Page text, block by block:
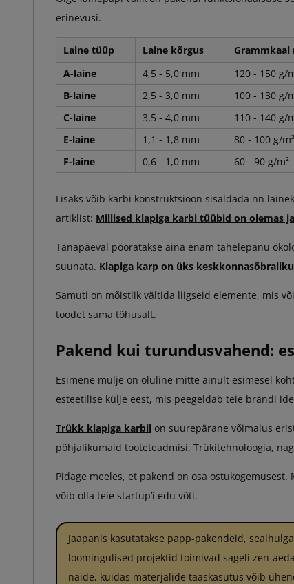
erinevusi.
Laine tüüp Laine kõrgus Grammkaal
A-laine
4,5 - 5,0 mm 120 - 150 g/
B-laine
2,5 - 3,0 mm 100 - 130 g/
C-laine
3,5 - 4,0 mm 110 - 140 g/
E-laine
1,1 - 1,8 mm 80 - 100 g/m²
F-laine
0,6 - 1,0 mm 60 - 90 g/m²
Lisaks võib karbi konstruktsioon sisaldada nn
artiklist: Millised klapiga karbi tüübid on olemas
Tänapäeval pööratakse aina enam tähelepanu
suunata. Klapiga karp on üks
Samuti on mõistlik vältida liigseid elemente, mis
toodet sama tõhusalt.
Pakend kui turundusvahend:
Esimene mulje on oluline mitte ainult esimesel
esteetilise külje eest, mis peegeldab teie brändi
Trükk klapiga karbil on suurepärane võimalus
põhjalikumaid tooteteadmisi. Trükitehnoloogia,
Pidage meeles, et pakend on osa
võib olla teie startup’i edu võti.
Jaapanis kasutatakse papp-pakendeid,
loomingulised projektid toimivad sageli zen-
näide, kuidas materjalide taaskasutus võib